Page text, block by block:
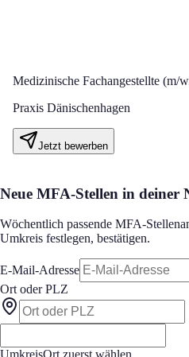
Medizinische Fachangestellte (m/
Praxis Dänischenhagen
Jetzt bewerben
Neue MFA-Stellen in deiner
Wöchentlich passende MFA-
Umkreis festlegen, bestätigen.
E-Mail-Adresse
Ort oder PLZ